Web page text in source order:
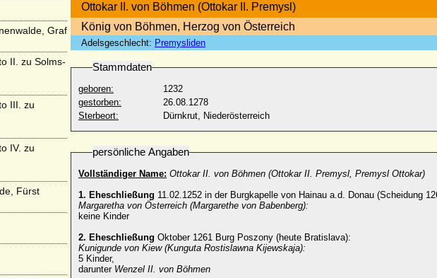
Ottokar II. von Böhmen (Ottokar II. Premysl)
König von Böhmen, Herzog von Österreich
Adelsgeschlecht: Premysliden
Stammdaten
geboren:
1232
gestorben:
26.08.1278
Sterbeort:
Dürnkrut, Niederösterreich
persönliche Angaben
Vollständiger Name: Ottokar II. von Böhmen (Ottokar II. Premysl, Premysl Ottokar)
1. Eheschließung 11.02.1252 in der Burgkapelle von Hainau a.d. Donau (Scheidung
Margaretha von Österreich (Margarethe von Babenberg):
keine Kinder
2. Eheschließung Oktober 1261 Burg Poszony (heute Bratislava):
Kunigunde von Kiew (Kunguta Rostislawna Kijewskaja):
5 Kinder,
darunterWenzel II. von Böhmen
Graf
II. zu Solms-
III. zu
IV. zu
Fürst